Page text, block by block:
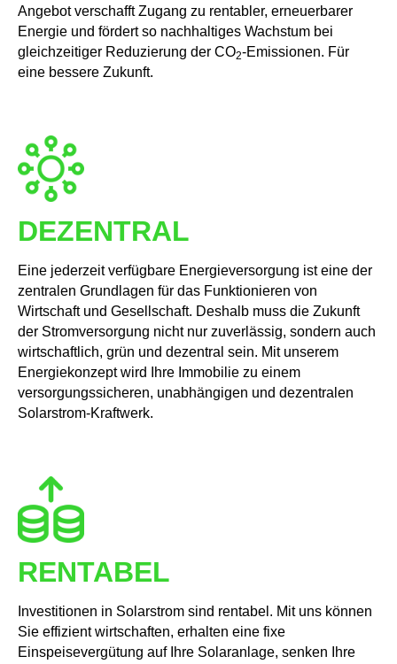
Angebot verschafft Zugang zu rentabler, erneuerbarer
Energie und fördert so nachhaltiges Wachstum bei
gleichzeitiger Reduzierung der CO2-Emissionen. Für
eine bessere Zukunft.
DEZENTRAL
Eine jederzeit verfügbare Energieversorgung ist eine der
zentralen Grundlagen für das Funktionieren von
Wirtschaft und Gesellschaft. Deshalb muss die Zukunft
der Stromversorgung nicht nur zuverlässig, sondern auch
wirtschaftlich, grün und dezentral sein. Mit unserem
Energiekonzept wird Ihre Immobilie zu einem
versorgungssicheren, unabhängigen und dezentralen
Solarstrom-Kraftwerk.
RENTABEL
Investitionen in Solarstrom sind rentabel. Mit uns können
Sie effizient wirtschaften, erhalten eine fixe
Einspeisevergütung auf Ihre Solaranlage, senken Ihre